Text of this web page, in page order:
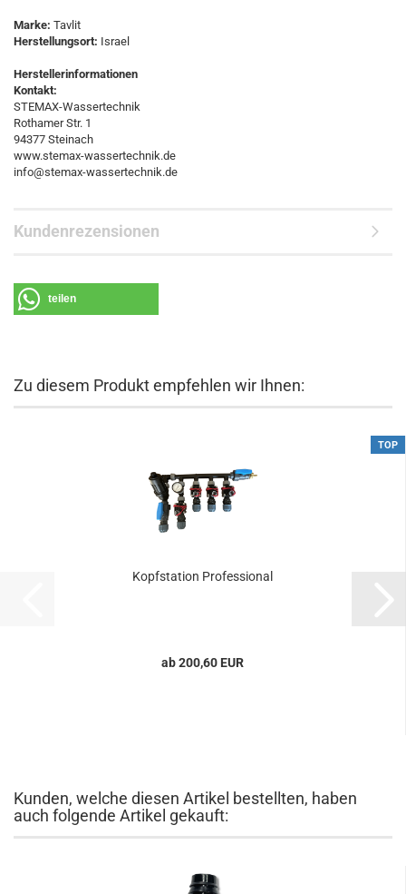
Marke: Tavlit
Herstellungsort: Israel
Herstellerinformationen
Kontakt:
STEMAX-Wassertechnik
Rothamer Str. 1
94377 Steinach
www.stemax-wassertechnik.de
info@stemax-wassertechnik.de
Kundenrezensionen
teilen
Zu diesem Produkt empfehlen wir Ihnen:
TOP
Kopfstation Professional
ab 200,60 EUR
Kunden, welche diesen Artikel bestellten, haben
auch folgende Artikel gekauft: